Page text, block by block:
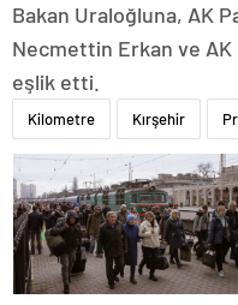
Bakan Uraloğluna, AK
Necmettin Erkan ve AK
eşlik etti.
Kilometre Kırşehir